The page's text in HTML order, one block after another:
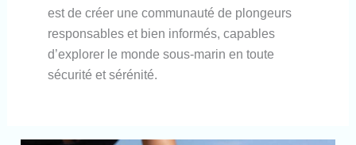
est de créer une communauté de plongeurs
responsables et bien informés, capables
d’explorer le monde sous-marin en toute
sécurité et sérénité.